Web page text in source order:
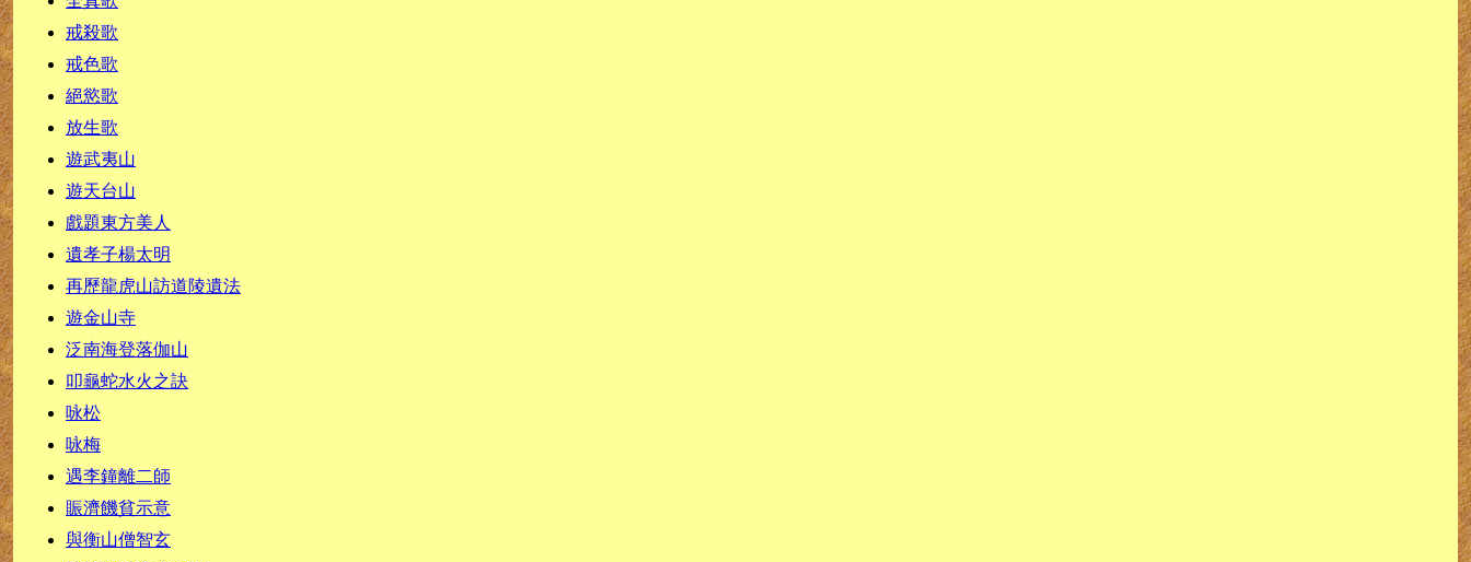
戒殺歌
戒色歌
絕慾歌
放生歌
遊武夷山
遊天台山
戲題東方美人
遺孝子楊太明
再歷龍虎山訪道陵遺法
遊金山寺
泛南海登落伽山
叩龜蛇水火之訣
咏松
咏梅
遇李鐘離二師
賑濟饑貧示意
與衡山僧智玄